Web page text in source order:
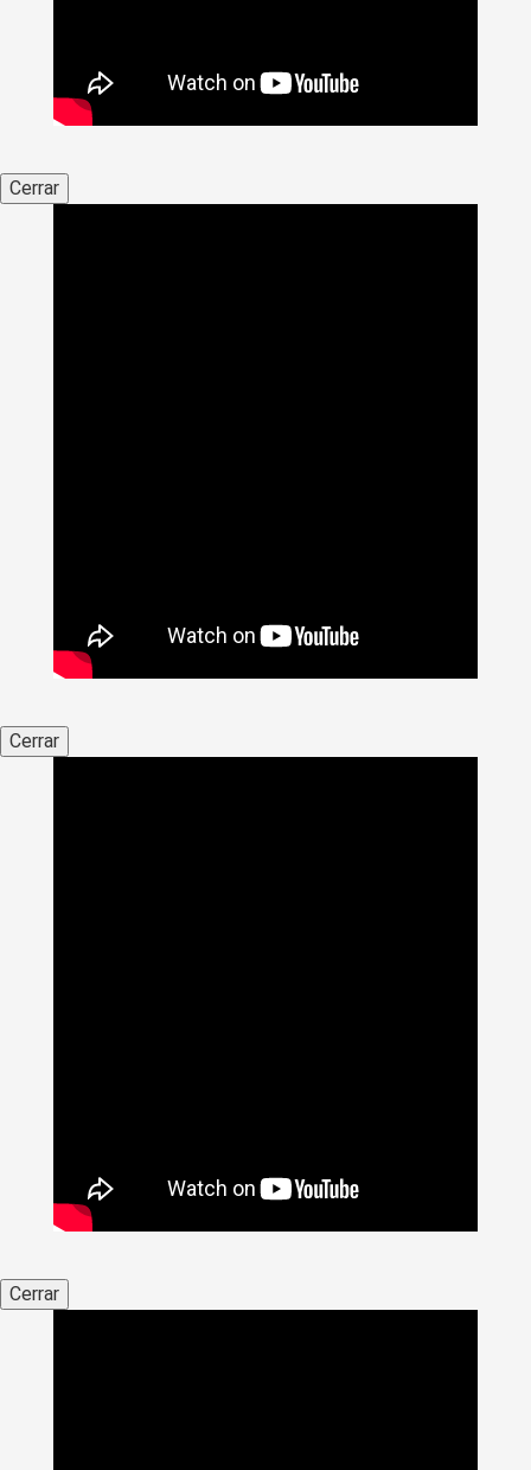
Cerrar
Cerrar
Cerrar